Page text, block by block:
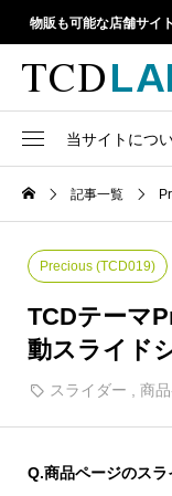
物販も可能な店舗サイ
当サイトにつ
1カラム
Google Map
h1
iframe
meta description
meta title
TCD LABOとは
TCDテーマ一覧
ファイルの編集方法
WordPressテーマ比
人気ランキング
アップデート情報
よくあるご質問
記事一覧
Precious (TCD019)
TCDテーマ
動スライド
スライダー , 商
Q.商品ページのス